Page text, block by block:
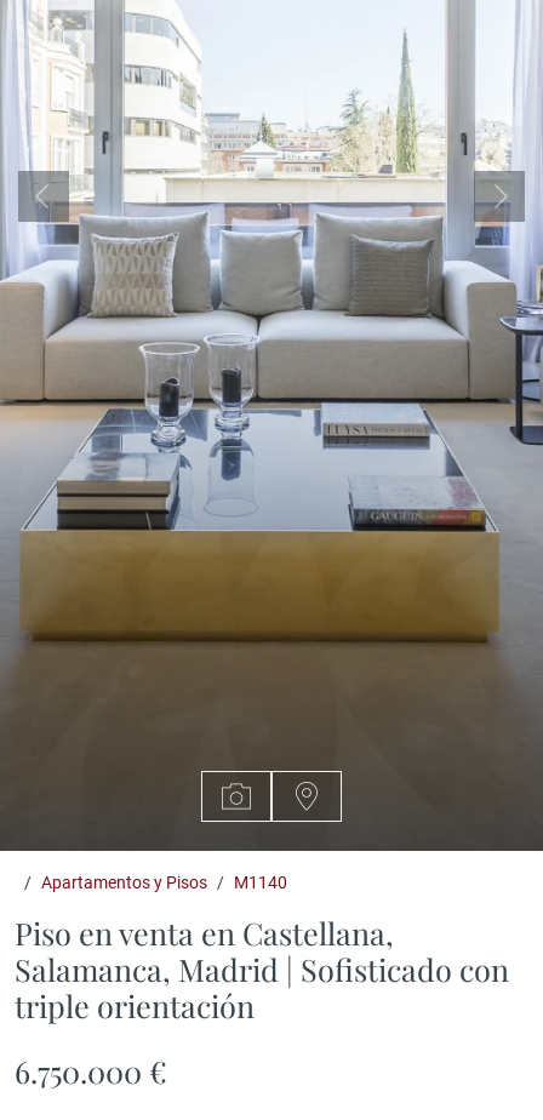
Apartamentos y Pisos M1140
Piso en venta en Castellana,
Salamanca, Madrid | Sofisticado con
triple orientación
6.750.000 €